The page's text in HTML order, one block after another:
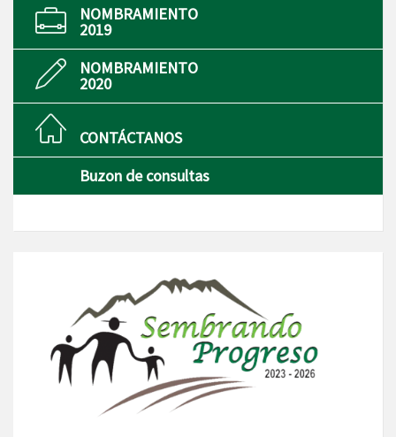
NOMBRAMIENTO
2019
NOMBRAMIENTO
2020
CONTÁCTANOS
Buzon de consultas